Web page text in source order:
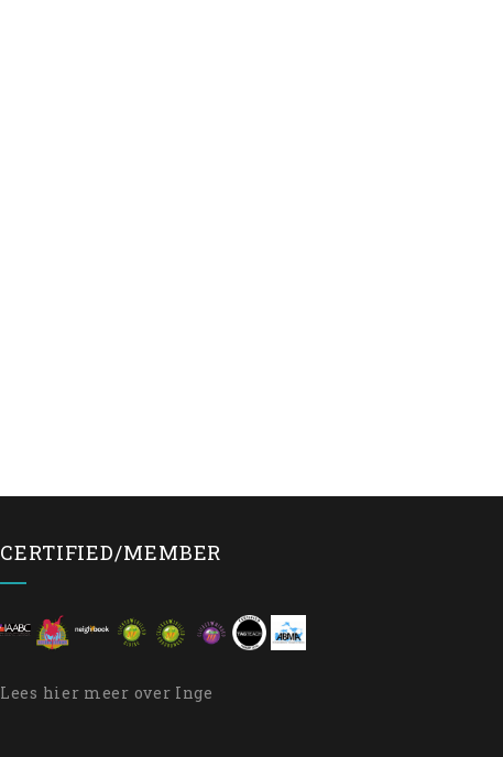
CERTIFIED/MEMBER
Lees hier meer over Inge